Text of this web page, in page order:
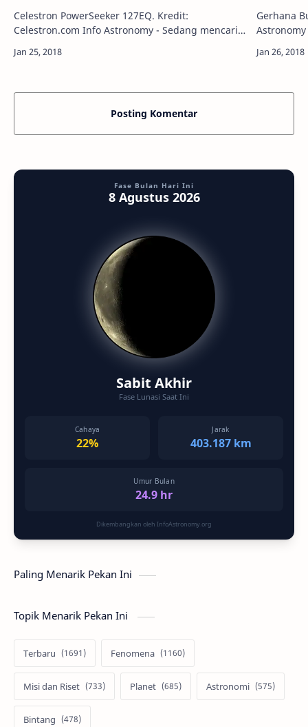
Celestron PowerSeeker 127EQ. Kredit:
Celestron.com Info Astronomy - Sedang mencari
Pekan ini, kami mengulas teleskop PowerSeeker …
Gerhana
Posting Komentar
Fase Bulan Hari Ini
8 Agustus 2026
Sabit Akhir
Fase Lunasi Saat Ini
Cahaya
22%
Jarak
403.187 km
Umur Bulan
24.9 hr
Dikembangkan oleh InfoAstronomy.org
Paling Menarik Pekan Ini
Topik Menarik Pekan Ini
Terbaru Fenomena
Misi dan Riset Planet Astronomi
Bintang